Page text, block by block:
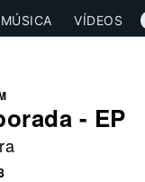
MÚSICA VÍDEOS
- EP